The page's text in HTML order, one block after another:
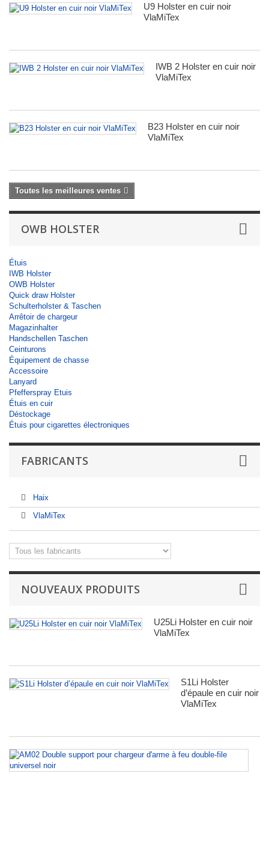
U9 Holster en cuir noir
VlaMiTex
IWB 2 Holster en cuir noir
VlaMiTex
B23 Holster en cuir noir
VlaMiTex
Toutes les meilleures ventes
OWB HOLSTER
Étuis
IWB Holster
OWB Holster
Quick draw Holster
Schulterholster & Taschen
Arrêtoir de chargeur
Magazinhalter
Handschellen Taschen
Ceinturons
Équipement de chasse
Accessoire
Lanyard
Pfefferspray Etuis
Étuis en cuir
Déstockage
Étuis pour cigarettes électroniques
FABRICANTS
Haix
VlaMiTex
NOUVEAUX PRODUITS
U25Li Holster en cuir noir
VlaMiTex
S1Li Holster
d’épaule en cuir noir
VlaMiTex